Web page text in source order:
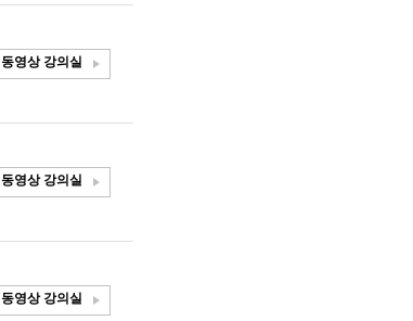
동영상 강의실
동영상 강의실
동영상 강의실